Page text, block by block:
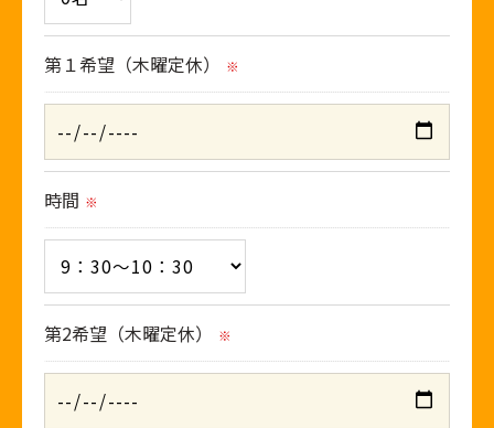
第１希望（木曜定休） ※
時間 ※
第2希望（木曜定休） ※